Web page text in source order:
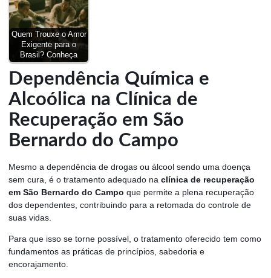
Quem Trouxe o Amor
Exigente para o
Brasil? Conheça
Dependência Química e
Alcoólica na Clínica de
Recuperação em São
Bernardo do Campo
Mesmo a dependência de drogas ou álcool sendo uma doença
sem cura, é o tratamento adequado na clínica de recuperação
em São Bernardo do Campo que permite a plena recuperação
dos dependentes, contribuindo para a retomada do controle de
suas vidas.
Para que isso se torne possível, o tratamento oferecido tem como
fundamentos as práticas de princípios, sabedoria e
encorajamento.